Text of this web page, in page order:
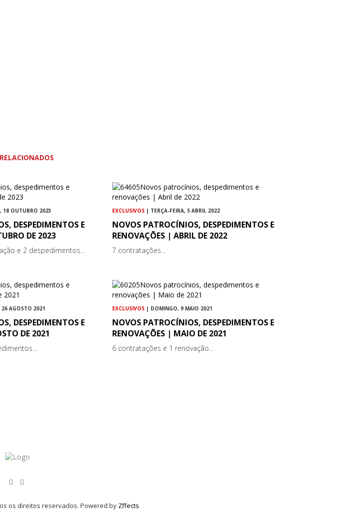
18 OUTUBRO 2023
DESPEDIMENTOS E
DE 2023
e 2 despedimentos...
EXCLUSIVOS | TERÇA-FEIRA, 5 ABRIL 2022
NOVOS PATROCÍNIOS, DESPEDIMENTOS E
RENOVAÇÕES | ABRIL DE 2022
7 contratações...
AGOSTO 2021
DESPEDIMENTOS E
DE 2021
EXCLUSIVOS | DOMINGO, 9 MAIO 2021
NOVOS PATROCÍNIOS, DESPEDIMENTOS E
RENOVAÇÕES | MAIO DE 2021
6 contratações e 1 renovação...
os direitos reservados. Powered by Zffects